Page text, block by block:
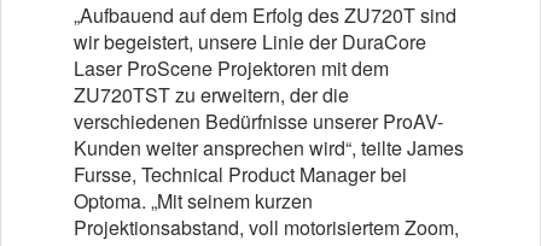
„Aufbauend auf dem Erfolg des ZU720T sind
wir begeistert, unsere Linie der DuraCore
Laser ProScene Projektoren mit dem
ZU720TST zu erweitern, der die
verschiedenen Bedürfnisse unserer ProAV-
Kunden weiter ansprechen wird“, teilte James
Fursse, Technical Product Manager bei
Optoma. „Mit seinem kurzen
Projektionsabstand, voll motorisiertem Zoom,